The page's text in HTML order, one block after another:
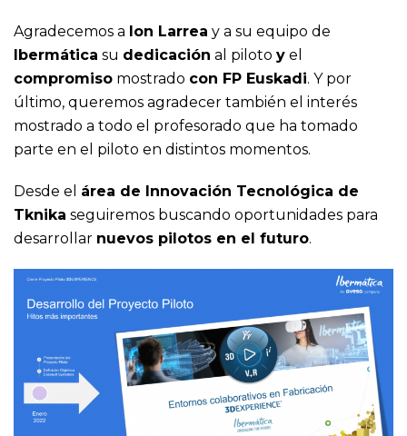
Agradecemos a Ion Larrea y a su equipo de
Ibermática su dedicación al piloto y el
compromiso mostrado con FP Euskadi. Y por
último, queremos agradecer también el interés
mostrado a todo el profesorado que ha tomado
parte en el piloto en distintos momentos.
Desde el área de Innovación Tecnológica de
Tknika seguiremos buscando oportunidades para
desarrollar nuevos pilotos en el futuro.